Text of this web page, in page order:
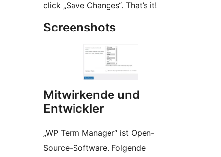
click „Save Changes“. That’s it!
Screenshots
Mitwirkende und
Entwickler
„WP Term Manager“ ist Open-
Source-Software. Folgende